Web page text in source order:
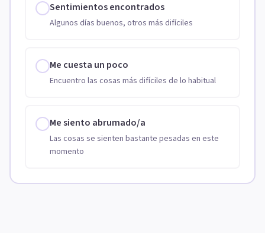
Sentimientos encontrados
Algunos días buenos, otros más difíciles
Me cuesta un poco
Encuentro las cosas más difíciles de lo habitual
Me siento abrumado/a
Las cosas se sienten bastante pesadas en este
momento